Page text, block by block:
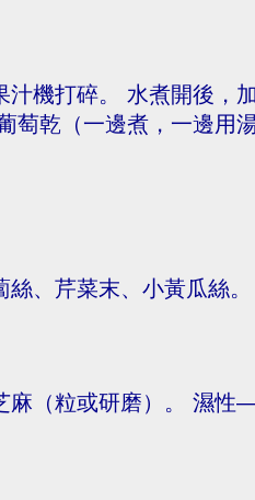
機打碎。 水煮開後，
萄乾（一邊煮，一邊用
、芹菜末、小黃瓜絲
（粒或研磨）。 濕性